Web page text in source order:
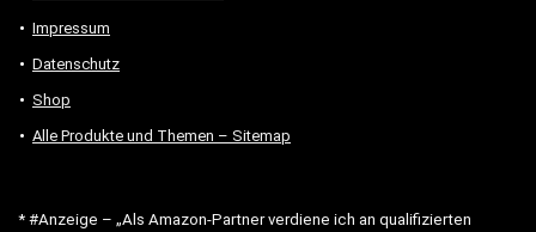
Impressum
Datenschutz
Shop
Alle Produkte und Themen – Sitemap
* #Anzeige – „Als Amazon-Partner verdiene ich an qualifizierten